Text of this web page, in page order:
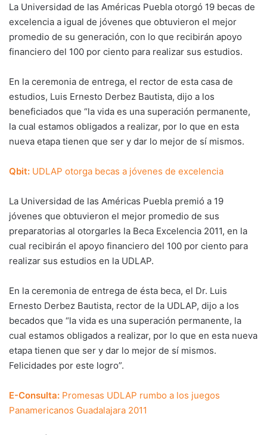
La Universidad de las Américas Puebla otorgó 19 becas de
excelencia a igual de jóvenes que obtuvieron el mejor
promedio de su generación, con lo que recibirán apoyo
financiero del 100 por ciento para realizar sus estudios.
En la ceremonia de entrega, el rector de esta casa de
estudios, Luis Ernesto Derbez Bautista, dijo a los
beneficiados que “la vida es una superación permanente,
la cual estamos obligados a realizar, por lo que en esta
nueva etapa tienen que ser y dar lo mejor de sí mismos.
Qbit: UDLAP otorga becas a jóvenes de excelencia
La Universidad de las Américas Puebla premió a 19
jóvenes que obtuvieron el mejor promedio de sus
preparatorias al otorgarles la Beca Excelencia 2011, en la
cual recibirán el apoyo financiero del 100 por ciento para
realizar sus estudios en la UDLAP.
En la ceremonia de entrega de ésta beca, el Dr. Luis
Ernesto Derbez Bautista, rector de la UDLAP, dijo a los
becados que “la vida es una superación permanente, la
cual estamos obligados a realizar, por lo que en esta nueva
etapa tienen que ser y dar lo mejor de sí mismos.
Felicidades por este logro”.
E-Consulta: Promesas UDLAP rumbo a los juegos
Panamericanos Guadalajara 2011